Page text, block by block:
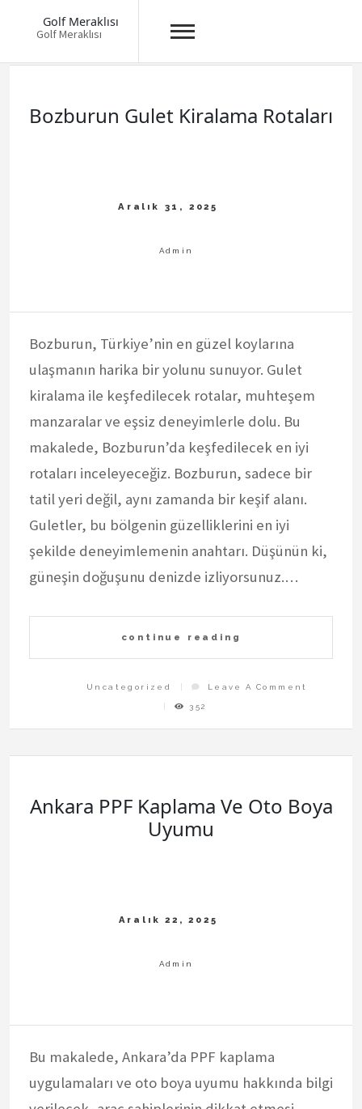
Golf Meraklısı
Golf Meraklısı
Bozburun Gulet Kiralama Rotaları
Bozburun, Türkiye’nin en güzel koylarına
ulaşmanın harika bir yolunu sunuyor. Gulet
kiralama ile keşfedilecek rotalar, muhteşem
manzaralar ve eşsiz deneyimlerle dolu. Bu
makalede, Bozburun’da keşfedilecek en iyi
rotaları inceleyeceğiz. Bozburun, sadece bir
tatil yeri değil, aynı zamanda bir keşif alanı.
Guletler, bu bölgenin güzelliklerini en iyi
şekilde deneyimlemenin anahtarı. Düşünün ki,
güneşin doğuşunu denizde izliyorsunuz.…
continue reading
Uncategorized Leave A Comment
352
Ankara PPF Kaplama Ve Oto Boya
Uyumu
Bu makalede, Ankara’da PPF kaplama
uygulamaları ve oto boya uyumu hakkında bilgi